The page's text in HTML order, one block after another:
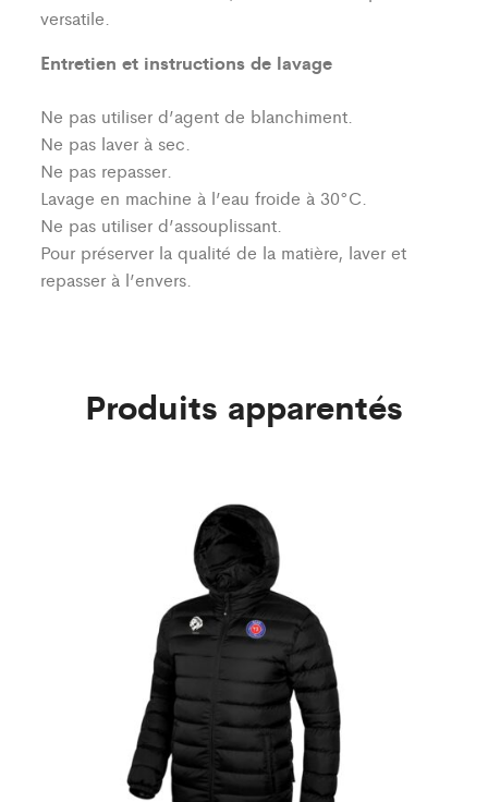
versatile.
Entretien et instructions de lavage
Ne pas utiliser d’agent de blanchiment.
Ne pas laver à sec.
Ne pas repasser.
Lavage en machine à l’eau froide à 30°C.
Ne pas utiliser d’assouplissant.
Pour préserver la qualité de la matière, laver et
repasser à l’envers.
Produits apparentés